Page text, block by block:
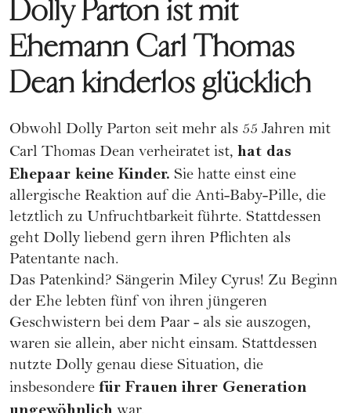
Dolly Parton ist mit
Ehemann Carl Thomas
Dean kinderlos glücklich
Obwohl Dolly Parton seit mehr als 55 Jahren mit
Carl Thomas Dean verheiratet ist, hat das
Ehepaar keine Kinder. Sie hatte einst eine
allergische Reaktion auf die Anti-Baby-Pille, die
letztlich zu Unfruchtbarkeit führte. Stattdessen
geht Dolly liebend gern ihren Pflichten als
Patentante nach.
Das Patenkind? Sängerin Miley Cyrus! Zu Beginn
der Ehe lebten fünf von ihren jüngeren
Geschwistern bei dem Paar - als sie auszogen,
waren sie allein, aber nicht einsam. Stattdessen
nutzte Dolly genau diese Situation, die
insbesondere für Frauen ihrer Generation